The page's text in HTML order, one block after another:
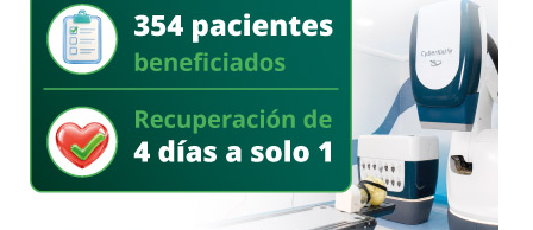
Luis Capital
También lee:
Galindo fortalece la seguridad con alumbrado
táctico en el Corredor Lomas